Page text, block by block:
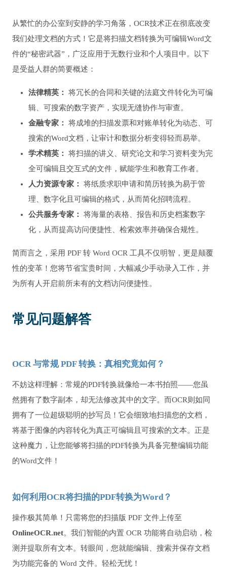
从繁忙的办公室到安静的学习角落，OCR技术正在彻底改变
我们处理文档的方式！它是将扫描文档转换为可编辑Word文
件的“秘密武器”，广泛应用于无数行业和个人项目中。以下
是受益人群的简要概述：
法律精英：
将冗长的合同和关键的法庭文件转化为可编
辑、可搜索的数字资产，实现无缝协作与审查。
金融专家：
将成堆的扫描发票和对账单转化为动态、可
搜索的Word文档，让审计和数据分析变得轻而易举。
学术精英：
将扫描的讲义、研究论文和学习资料变为完
全可编辑且交互式的文件，赋能学生和教育工作者。
人力资源专家：
将纸质求职申请和简历转换为易于管
理、数字化且可编辑的格式，从而简化招聘流程。
公共服务专家：
将海量的表格、报告和历史档案数字
化，从而提高访问便捷性、检索效率并确保合规性。
简而言之，采用 PDF 转 Word OCR 工具不仅明智，更是颠覆
性的变革！您将节省宝贵时间，大幅减少手动录入工作，并
为所有人开启前所未有的文档访问便捷性。
常见问题解答
OCR 与常规 PDF 转换：真相究竟如何？
不妨这样理解：常规的PDF转换就像给一本书拍照——您虽
然拥有了数字副本，却无法修改其中的文字。而OCR则如同
拥有了一位超级聪明的抄写员！它会细致地扫描您的文档，
将基于图像的内容转化为真正可编辑且可搜索的文本。正是
这种魔力，让您能够将扫描的PDF转换为具备完整编辑功能
的Word文件！
如何利用OCR将扫描的PDF转换为Word？
操作极其简单！只需将您的扫描版 PDF 文件上传至
OnlineOCR.net。我们智能的内置 OCR 功能将自动启动，检
测并提取所有文本。转眼间，您就能编辑、搜索并保存文档
为功能完备的 Word 文件。轻松无忧！